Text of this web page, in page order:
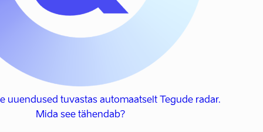
uuendused tuvastas automaatselt Tegude radar.
Mida see tähendab?